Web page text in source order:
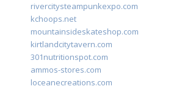
rivercitysteampunkexpo.com
kchoops.net
mountainsideskateshop.com
kirtlandcitytavern.com
301nutritionspot.com
ammos-stores.com
loceanecreations.com